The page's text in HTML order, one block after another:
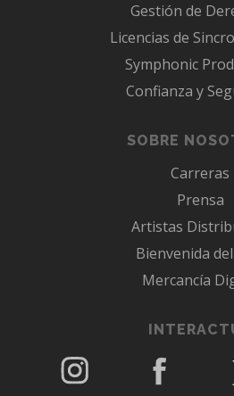
Gestión de
Licencias de
Symphonic
Confianza y
SOBRE
Carreras
Prensa
Artistas
Bienvenida del
Mercancía